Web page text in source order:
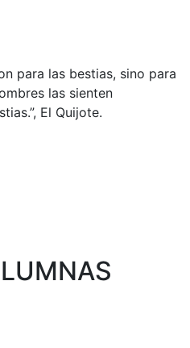
para las bestias, sino para
las sienten
El Quijote.